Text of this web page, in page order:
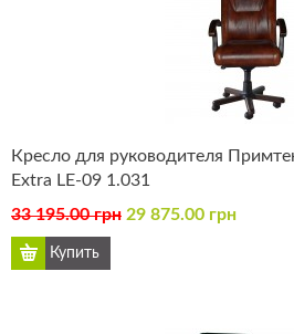
Кресло для руководителя
Extra LE-09 1.031
33 195.00 грн 29 875.00 грн